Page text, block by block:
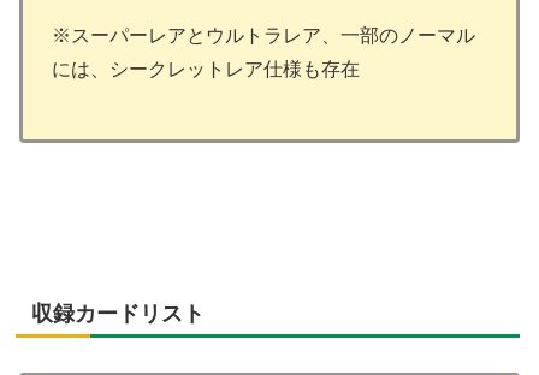
※スーパーレアとウルトラレア、一部のノーマル
には、シークレットレア仕様も存在
収録カードリスト